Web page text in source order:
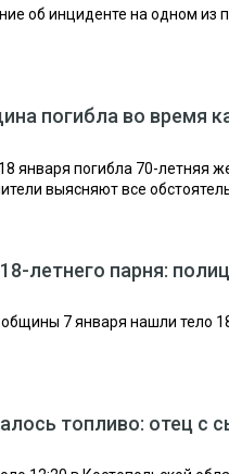
об инциденте на одном из
погибла во время
января погибла 70-летняя
выясняют все
летнего парня:
7 января нашли тело
топливо: отец с